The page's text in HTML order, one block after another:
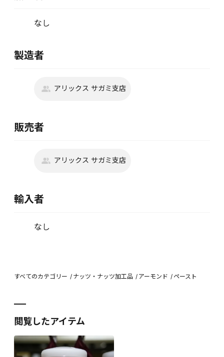
なし
製造者
アリックス サガミ支店
販売者
アリックス サガミ支店
輸入者
なし
すべてのカテゴリー ナッツ・ナッツ加工品 アーモンド ペースト
閲覧したアイテム